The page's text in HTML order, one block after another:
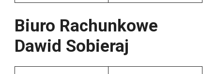
Biuro Rachunkowe
Dawid Sobieraj